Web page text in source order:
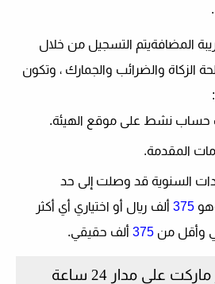
المضافةيتم التسجيل من خلال
الزكاة والضرائب والجمارك ، وتكون
حساب نشط على موقع الهيئة.
المقدمة.
السنوية قد وصلت إلى حد
375 ألف ريال أو اختياري أي أكثر
وأقل من 375 ألف حقيقي.
على مدار 24 ساعة